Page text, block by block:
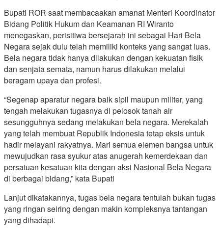
Bupati ROR saat membacaakan amanat Menteri Koordinator
Bidang Politik Hukum dan Keamanan RI Wiranto
menegaskan, perisitiwa bersejarah ini sebagai Hari Bela
Negara sejak dulu telah memiliki konteks yang sangat luas.
Bela negara tidak hanya dilakukan dengan kekuatan fisik
dan senjata semata, namun harus dilakukan melalui
beragam upaya dan profesi.
“Segenap aparatur negara baik sipil maupun militer, yang
tengah melakukan tugasnya di pelosok tanah air
sesungguhnya sedang melakukan bela negara. Merekalah
yang telah membuat Republik Indonesia tetap eksis untuk
hadir melayani rakyatnya. Mari semua elemen bangsa untuk
mewujudkan rasa syukur atas anugerah kemerdekaan dan
persatuan kesatuan kita dengan aksi Nasional Bela Negara
di berbagai bidang,” kata Bupati
Lanjut dikatakannya, tugas bela negara tentulah bukan tugas
yang ringan seiring dengan makin kompleksnya tantangan
yang dihadapi.